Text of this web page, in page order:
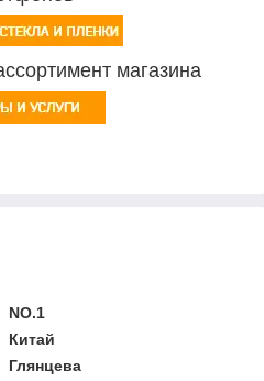
магазина
NO.1
Китай
Глянцева